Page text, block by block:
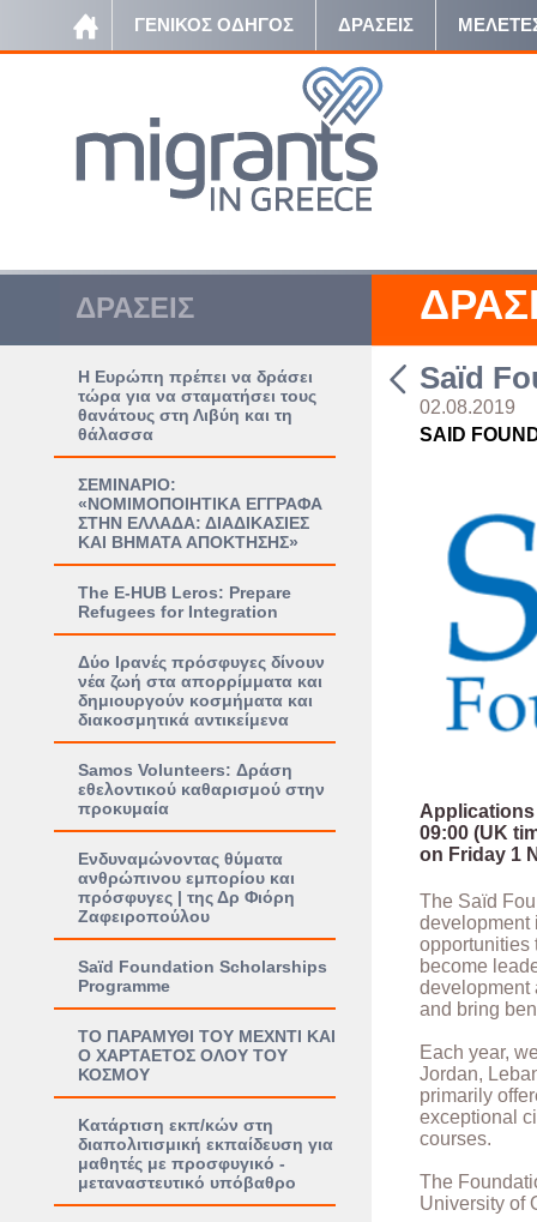
ΓΕΝΙΚΟΣ ΟΔΗΓΟΣ ΔΡΑΣΕΙΣ
ΔΡΑΣΕΙΣ
Η Ευρώπη πρέπει να δράσει
τώρα για να σταματήσει τους
θανάτους στη Λιβύη και τη
θάλασσα
ΣΕΜΙΝΑΡΙΟ:
«ΝΟΜΙΜΟΠΟΙΗΤΙΚΑ ΕΓΓΡΑΦΑ
ΣΤΗΝ ΕΛΛΑΔΑ: ΔΙΑΔΙΚΑΣΙΕΣ
ΚΑΙ ΒΗΜΑΤΑ ΑΠΟΚΤΗΣΗΣ»
The E-HUB Leros: Prepare
Refugees for Integration
Δύο Ιρανές πρόσφυγες δίνουν
νέα ζωή στα απορρίμματα και
δημιουργούν κοσμήματα και
διακοσμητικά αντικείμενα
Samos Volunteers: Δράση
εθελοντικού καθαρισμού στην
προκυμαία
Ενδυναμώνοντας θύματα
ανθρώπινου εμπορίου και
πρόσφυγες | της Δρ Φιόρη
Ζαφειροπούλου
Saïd Foundation Scholarships
Programme
TΟ ΠΑΡΑΜΥΘΙ ΤΟΥ ΜΕΧΝΤΙ ΚΑΙ
Ο ΧΑΡΤΑΕΤΟΣ ΟΛΟΥ ΤΟΥ
ΚΟΣΜΟΥ
Κατάρτιση εκπ/κών στη
διαπολιτισμική εκπαίδευση για
μαθητές με προσφυγικό -
μεταναστευτικό υπόβαθρο
Saïd
02.08.2019
SAID
Applications
09:00 (UK
on Friday 1
The Saïd
development
opportunities
become
development
and bring
Each year,
Jordan,
primarily
exceptional
courses.
The
University of